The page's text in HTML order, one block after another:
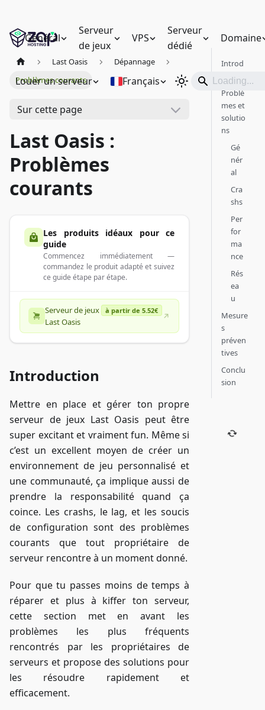
Général
Serveur
de jeux
VPS
Serveur
dédié
Domaine
Louer un serveur Français
Last Oasis
Dépannage
Problèmes courants
Sur cette page
Last Oasis :
Problèmes
courants
Les produits idéaux pour ce
guide
Commencez immédiatement —
commandez le produit adapté et suivez
ce guide étape par étape.
Serveur de jeux
Last Oasis
à partir de 5.52€
Introduction
Mettre en place et gérer ton propre
serveur de jeux Last Oasis peut être
super excitant et vraiment fun. Même si
c’est un excellent moyen de créer un
environnement de jeu personnalisé et
une communauté, ça implique aussi de
prendre la responsabilité quand ça
coince. Les crashs, le lag, et les soucis
de configuration sont des problèmes
courants que tout propriétaire de
serveur rencontre à un moment donné.
Pour que tu passes moins de temps à
réparer et plus à kiffer ton serveur,
cette section met en avant les
problèmes les plus fréquents
rencontrés par les propriétaires de
serveurs et propose des solutions pour
les résoudre rapidement et
efficacement.
Introd
uction
Problè
mes et
solutio
ns
Gé
nér
al
Cra
shs
Per
for
ma
nce
Rés
ea
u
Mesure
s
préven
tives
Conclu
sion